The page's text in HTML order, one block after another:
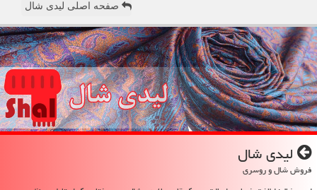
صفحه اصلی لیدی شال
لیدی شال
فروش شال و روسری